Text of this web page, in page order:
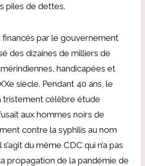
piles de dettes.
par le gouvernement
des dizaines de milliers de
handicapées et
siècle. Pendant 40 ans, le
tristement célèbre étude
aux hommes noirs de
contre la syphilis au nom
du même CDC qui n’a pas
propagation de la pandémie de